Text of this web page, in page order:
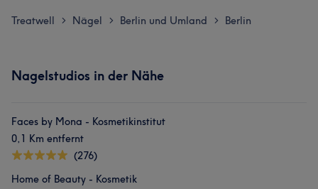
Treatwell > Nägel > Berlin und Umland > Berlin
Nagelstudios in der Nähe
Faces by Mona - Kosmetikinstitut
0,1 Km entfernt
(276)
Home of Beauty - Kosmetik